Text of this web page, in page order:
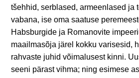
tšehhid, serblased, armeenlased ja
vabana, ise oma saatuse
Habsburgide ja Romanovite
maailmasõja järel kokku varisesid,
rahvaste juhid võimalusest kinni.
seeni pärast vihma; ning esimese